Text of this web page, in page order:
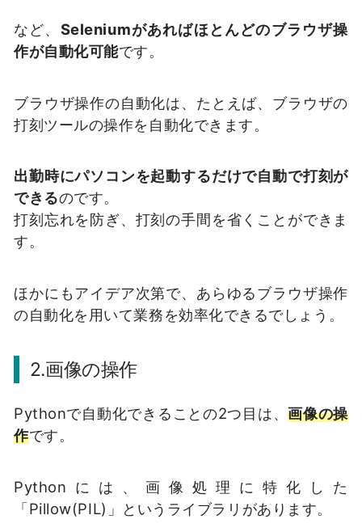
など、 Seleniumがあればほとんどのブラウザ操
作が自動化可能です。
ブラウザ操作の自動化は、たとえば、ブラウザの
打刻ツールの操作を自動化できます。
出勤時にパソコンを起動するだけで自動で打刻が
できるのです。
打刻忘れを防ぎ、打刻の手間を省くことができま
す。
ほかにもアイデア次第で、あらゆるブラウザ操作
の自動化を用いて業務を効率化できるでしょう。
2.画像の操作
Pythonで自動化できることの2つ目は、画像の操
作です。
Pythonには、画像処理に特化した
「Pillow(PIL)」というライブラリがあります。